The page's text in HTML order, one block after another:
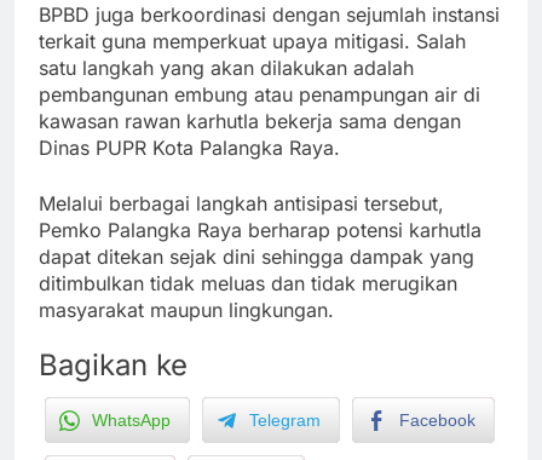
BPBD juga berkoordinasi dengan sejumlah instansi
terkait guna memperkuat upaya mitigasi. Salah
satu langkah yang akan dilakukan adalah
pembangunan embung atau penampungan air di
kawasan rawan karhutla bekerja sama dengan
Dinas PUPR Kota Palangka Raya.
Melalui berbagai langkah antisipasi tersebut,
Pemko Palangka Raya berharap potensi karhutla
dapat ditekan sejak dini sehingga dampak yang
ditimbulkan tidak meluas dan tidak merugikan
masyarakat maupun lingkungan.
Bagikan ke
WhatsApp Telegram Facebook